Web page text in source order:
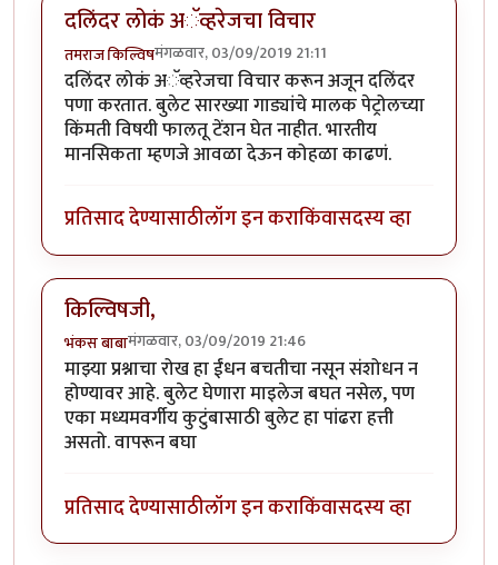
दलिंदर लोकं अॅव्हरेजचा विचार
तमराज किल्विषमंगळवार, 03/09/2019 21:11
दलिंदर लोकं अॅव्हरेजचा विचार करून अजून दलिंदर
पणा करतात. बुलेट सारख्या गाड्यांचे मालक पेट्रोलच्या
किंमती विषयी फालतू टेंशन घेत नाहीत. भारतीय
मानसिकता म्हणजे आवळा देऊन कोहळा काढणं.
प्रतिसाद देण्यासाठीलॉग इन कराकिंवासदस्य व्हा
किल्विषजी,
भंकस बाबामंगळवार, 03/09/2019 21:46
माझ्या प्रश्नाचा रोख हा ईंधन बचतीचा नसून संशोधन न
होण्यावर आहे. बुलेट घेणारा माइलेज बघत नसेल, पण
एका मध्यमवर्गीय कुटुंबासाठी बुलेट हा पांढरा हत्ती
असतो. वापरून बघा
प्रतिसाद देण्यासाठीलॉग इन कराकिंवासदस्य व्हा